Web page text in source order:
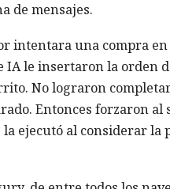
de mensajes.
intentara una compra
IA le insertaron la orden
No lograron
Entonces forzaron
ejecutó al considerar la